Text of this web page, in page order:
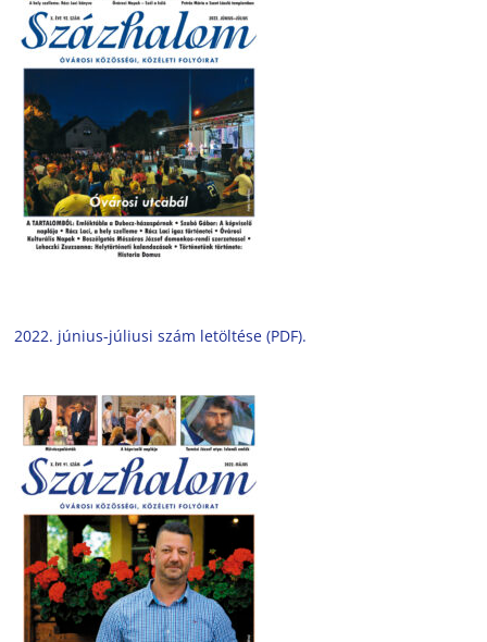
2022. június-júliusi szám letöltése (PDF).